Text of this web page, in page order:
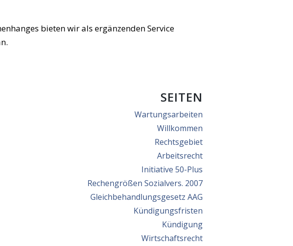
bieten wir als ergänzenden Service
SEITEN
Wartungsarbeiten
Willkommen
Rechtsgebiet
Arbeitsrecht
Initiative 50-Plus
Rechengrößen Sozialvers. 2007
Gleichbehandlungsgesetz AAG
Kündigungsfristen
Kündigung
Wirtschaftsrecht